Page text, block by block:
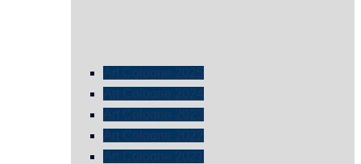
Art Cologne 2025
Art Cologne 2024
Art Cologne 2023
Art Cologne 2022
Art Cologne 2021